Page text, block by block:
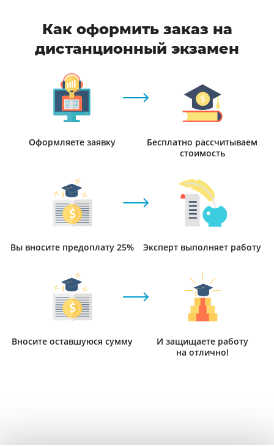
Как оформить заказ на
дистанционный экзамен
Оформляете заявку
Бесплатно рассчитываем
стоимость
Вы вносите предоплату 25% Эксперт выполняет работу
Вносите оставшуюся сумму
И защищаете работу
на отлично!